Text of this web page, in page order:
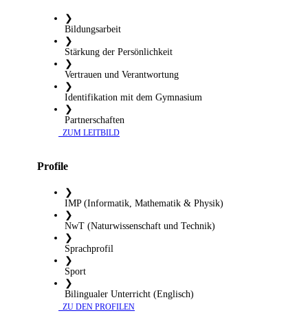
❯
Bildungsarbeit
❯
Stärkung der Persönlichkeit
❯
Vertrauen und Verantwortung
❯
Identifikation mit dem Gymnasium
❯
Partnerschaften
​ ZUM LEITBILD
Profile
❯
IMP (Informatik, Mathematik & Physik)
❯
NwT (Naturwissenschaft und Technik)
❯
Sprachprofil
❯
Sport
❯
Bilingualer Unterricht (Englisch)
​ ZU DEN PROFILEN